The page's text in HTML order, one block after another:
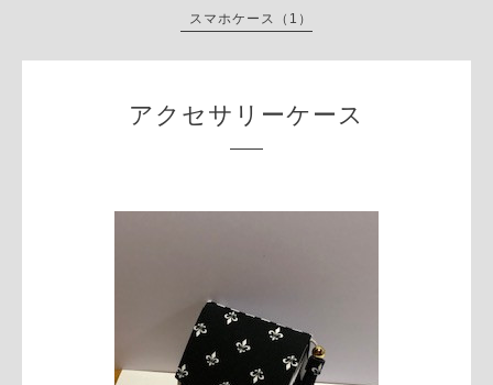
スマホケース（1）
アクセサリーケース